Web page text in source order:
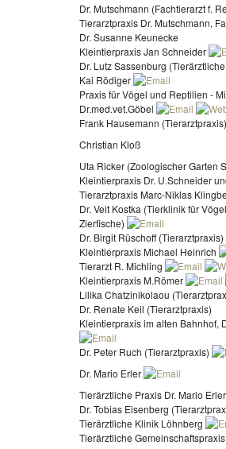
Dr. Mutschmann (Fachtierarzt f.
Tierarztpraxis Dr. Mutschmann,
Dr. Susanne Keunecke
Kleintierpraxis Jan Schneider
Dr. Lutz Sassenburg
Kai Rödiger
Praxis für Vögel und Reptilien -
Dr.med.vet.Göbel
Frank Hausemann (Tierarztpraxis)
Christian Kloß
Uta Ricker (Zoologischer Garten
Kleintierpraxis Dr. U.Schneider
Tierarztpraxis Marc-Niklas
Dr. Veit Kostka (Tierklinik für
Zierfische)
Dr. Birgit Rüschoff (Tierarztpraxis)
Kleintierpraxis Michael Heinrich
Tierarzt R. Michling
Kleintierpraxis M.Römer
Lilika Chatzinikolaou
Dr. Renate Keil (Tierarztpraxis)
Kleintierpraxis im alten Bahnhof,
Dr. Peter Ruch (Tierarztpraxis)
Dr. Mario Erler
Tierärztliche Praxis Dr. Mario Erler
Dr. Tobias Eisenberg
Tierärztliche Klinik Löhnberg
Tierärztliche